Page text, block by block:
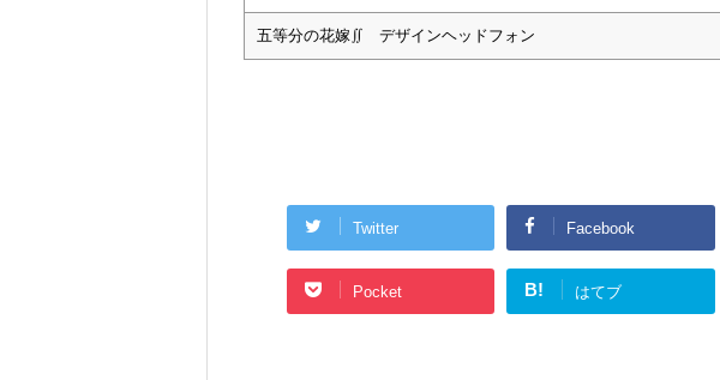
五等分の花嫁∬ デザインヘッドフォン
Twitter Facebook
Pocket B! はてブ